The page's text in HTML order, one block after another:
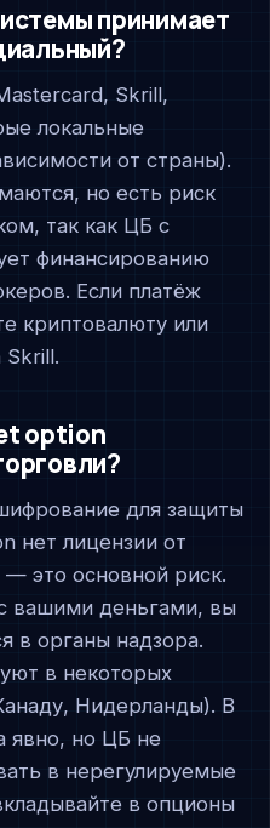
принимает
Skrill,
локальные
от страны).
но есть риск
так как ЦБ с
финансированию
Если платёж
криптовалюту или
Skrill.
option
для защиты
нет лицензии от
— это основной риск.
вашими деньгами, вы
в органы надзора.
в некоторых
Нидерланды). В
явно, но ЦБ не
в нерегулируемые
в опционы